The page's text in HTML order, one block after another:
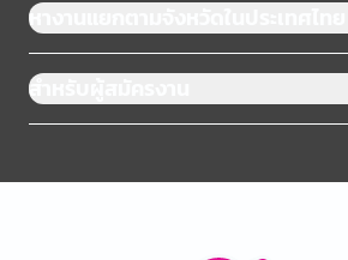
หางานแยกตามจังหวัดในประเทศไทย
สำหรับผู้สมัครงาน